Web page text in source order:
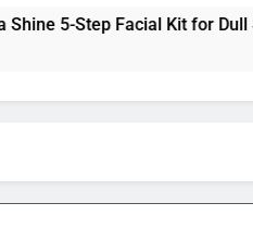
Facial Kit for Dull Skin: